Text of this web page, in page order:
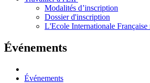
Modalités d’inscription
Dossier d'inscription
L'Ecole Internationale
Événements
Événements